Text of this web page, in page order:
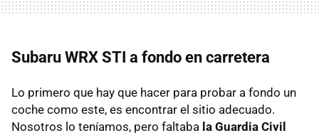
Subaru WRX STI a fondo en carretera
Lo primero que hay que hacer para probar a fondo un
coche como este, es encontrar el sitio adecuado.
Nosotros lo teníamos, pero faltaba la Guardia Civil